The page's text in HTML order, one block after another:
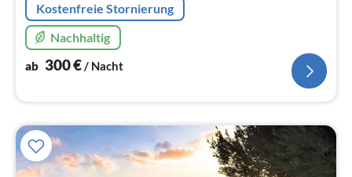
Kostenfreie Stornierung
Nachhaltig
ab 300€/ Nacht